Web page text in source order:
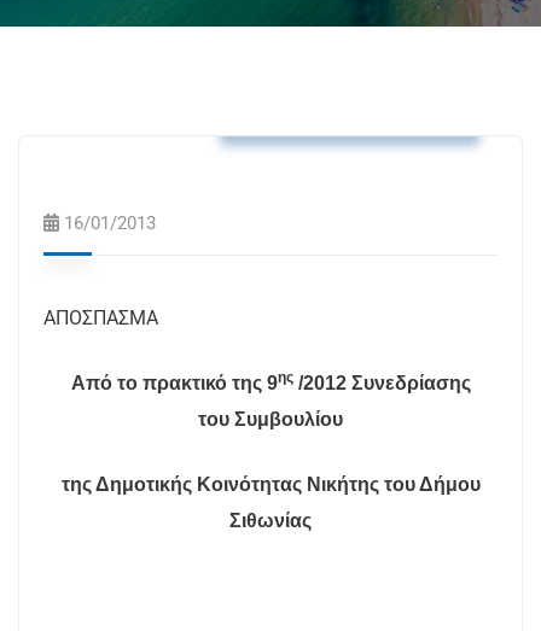
16/01/2013
ΑΠΟΣΠΑΣΜΑ
Από το πρακτικό της 9ης/2012 Συνεδρίασης
του Συμβουλίου
της Δημοτικής Κοινότητας Νικήτης του Δήμου
Σιθωνίας